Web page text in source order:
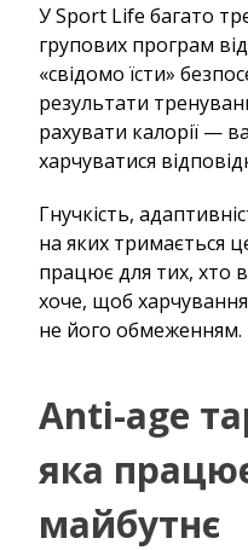
У Sport Life багато
групових програм
«свідомо їсти»
результати
рахувати калорії —
харчуватися
Гнучкість,
на яких тримається
працює для тих, хто
хоче, щоб
не його обмеженням.
Anti-age
яка
майбутнє